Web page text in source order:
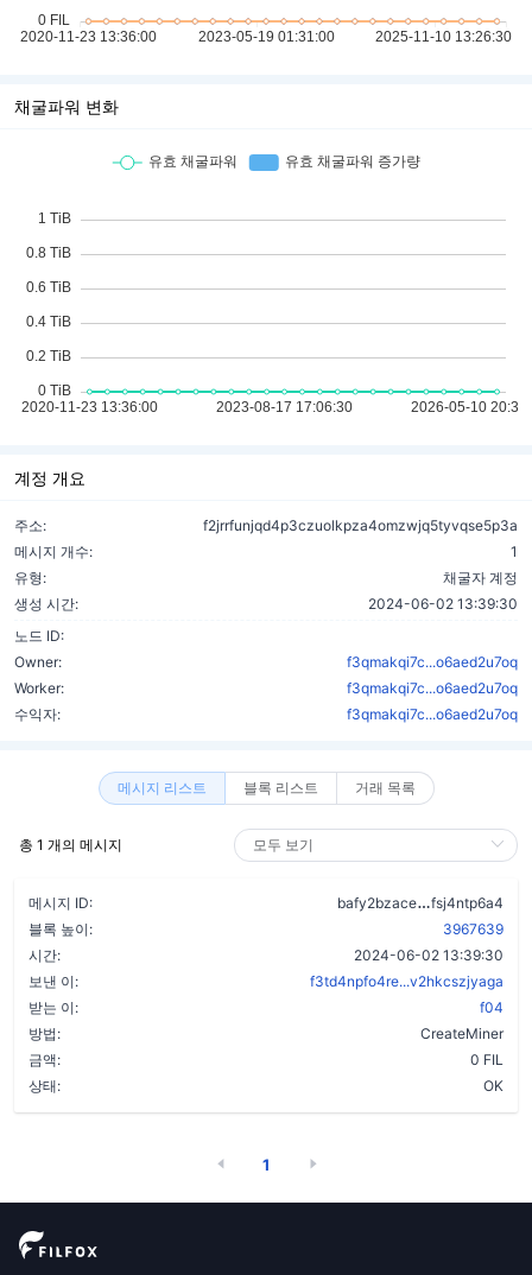
채굴파워 변화
계정 개요
주소:
f2jrrfunjqd4p3czuolkpza4omzwjq5tyvqse5p3a
메시지 개수:
1
유형:
채굴자 계정
생성 시간:
2024-06-02 13:39:30
노드 ID:
Owner:
f3qmakqi7c...o6aed2u7oq
Worker:
f3qmakqi7c...o6aed2u7oq
수익자:
f3qmakqi7c...o6aed2u7oq
메시지 리스트 블록 리스트 거래 목록
총 1 개의 메시지
메시지 ID: bafy2bzace
fsj4ntp6a4
블록 높이:
3967639
시간:
2024-06-02 13:39:30
보낸 이:
f3td4npfo4re...v2hkcszjyaga
받는 이:
f04
방법:
CreateMiner
금액:
0 FIL
상태:
OK
1